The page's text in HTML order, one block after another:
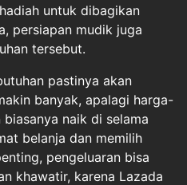
untuk dibagikan
persiapan mudik juga
tersebut.
pastinya akan
banyak, apalagi harga-
naik di selama
belanja dan memilih
pengeluaran bisa
khawatir, karena Lazada